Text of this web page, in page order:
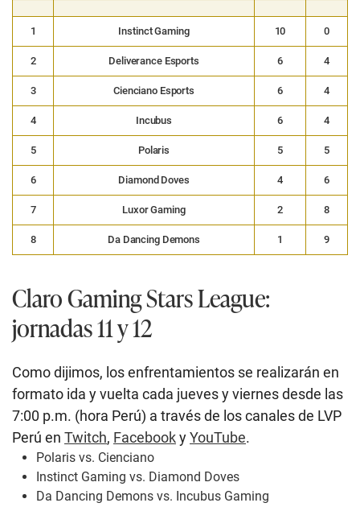
1 Instinct Gaming 10 0
2 Deliverance Esports 6 4
3 Cienciano Esports 6 4
4 Incubus 6 4
5 Polaris 5 5
6 Diamond Doves 4 6
7 Luxor Gaming 2 8
8 Da Dancing Demons 1 9
Claro Gaming Stars League:
jornadas 11 y 12
Como dijimos, los enfrentamientos se realizarán en
formato ida y vuelta cada jueves y viernes desde las
7:00 p.m. (hora Perú) a través de los canales de LVP
Perú en Twitch, FacebookyYouTube.
Polaris vs. Cienciano
Instinct Gaming vs. Diamond Doves
Da Dancing Demons vs. Incubus Gaming